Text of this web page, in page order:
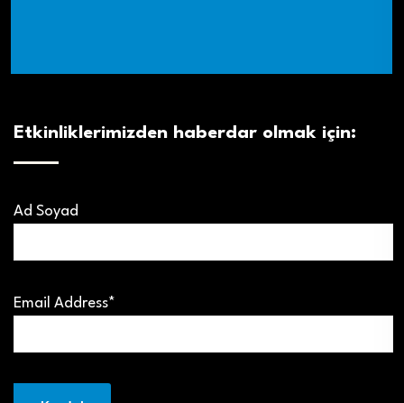
Etkinliklerimizden haberdar olmak için:
Ad Soyad
Email Address*